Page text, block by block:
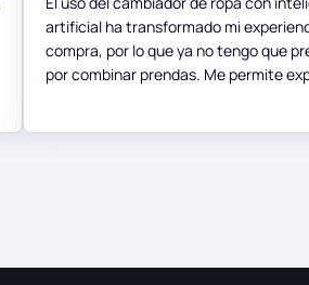
artificial ha transformado mi
compra, por lo que ya no tengo que
por combinar prendas. Me permite